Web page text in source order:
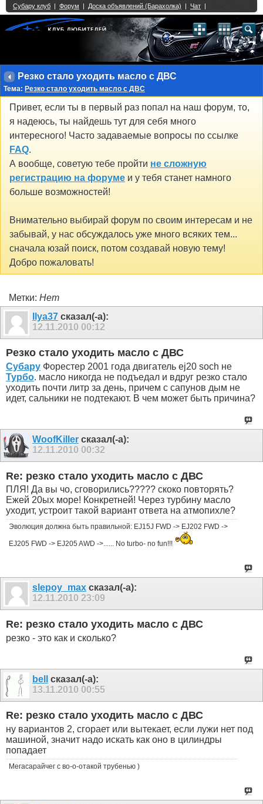
Резко стало уходить масло с ДВС
Тема: Резко стало уходить масло с ДВС
Привет, если ты в первый раз попал на наш форум, то,
я надеюсь, ты найдешь тут для себя много
интересного! Часто задаваемые вопросы по ссылке
FAQ.
А вообще, советую тебе пройти не сложную
регистрацию на форуме и у тебя станет намного
больше возможностей!
Внимательно выбирай форум по своим интересам и не
забывай, у нас обсуждалось уже много всяких тем...
сначала юзай поиск, потом создавай новую тему!
Добро пожаловать!
Метки: Нет
Ilya37 сказал(-а):
12.11.2010 00:12
Резко стало уходить масло с ДВС
Субару Форестер 2001 года двигатель ej20 soch не
Турбо. масло никогда не подъедал и вдруг резко стало
уходить почти литр за день, причем с сапунов дым не
идет, сальники не подтекают. В чем может быть причина?
WoofKiller сказал(-а):
12.11.2010 00:32
Re: резко стало уходить масло с ДВС
ПЛЯ! Да вы чо, сговорились????? скоко повторять?
Ежей 20ых море! Конкретней! Через турбину масло
уходит, устроит такой вариант ответа на атмопихле?
Эволюция должна быть правильной: EJ15J FWD -> EJ202 FWD ->
EJ205 FWD -> EJ205 AWD ->...... No turbo- no fun!!!
slepoy_max сказал(-а):
12.11.2010 23:09
Re: резко стало уходить масло с ДВС
резко - это как и сколько?
bell
сказал(-а):
13.11.2010 00:55
Re: резко стало уходить масло с ДВС
ну вариантов 2, сгорает или вытекает, если лужи нет под
машиной, значит надо искать как оно в цилиндры
попадает
Мегасарайчег с во-о-отакой трубенью )
Single Sign On provided byvBSSO
2 3 4 5 6 7 8 9 10 11 12 13 14 15 16 17 18 21 22 23 24 25 26
33 34 35 36 37 38 39 40 41 42 43